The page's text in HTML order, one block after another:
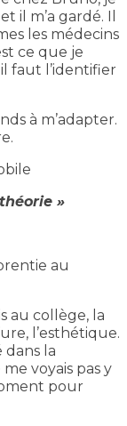
il m’a gardé. Il
les médecins
ce que je
faut l’identifier
à m’adapter.
»
au
au collège, la
l’esthétique.
dans la
voyais pas y
pour